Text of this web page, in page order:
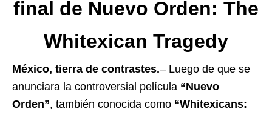
final de Nuevo Orden: The
Whitexican Tragedy
México, tierra de contrastes.– Luego de que se
anunciara la controversial película “Nuevo
Orden”, también conocida como “Whitexicans: